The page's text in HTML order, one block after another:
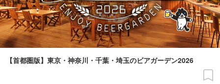
【首都圏版】東京・神奈川・千葉・埼玉のビアガーデン2026